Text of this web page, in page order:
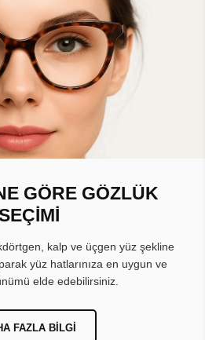
GÖRE GÖZLÜK
kalp ve üçgen yüz şekline
yüz hatlarınıza en uygun ve
elde edebilirsiniz.
FAZLA BILGI